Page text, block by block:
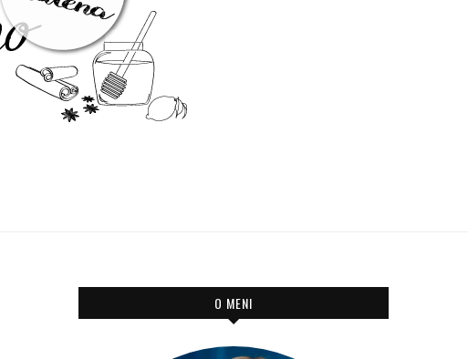
O MENI